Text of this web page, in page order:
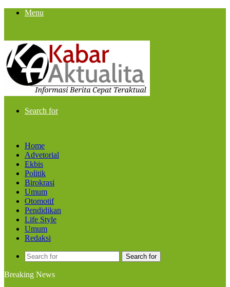
Menu
Search for
Home
Advetorial
Ekbis
Politik
Birokrasi
Umum
Otomotif
Pendidikan
Life Style
Umum
Redaksi
Search for
Breaking News